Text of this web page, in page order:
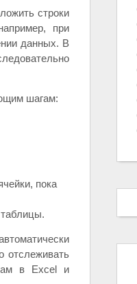
строки
при
данных. В
шагам:
пока
отслеживать
в Excel и